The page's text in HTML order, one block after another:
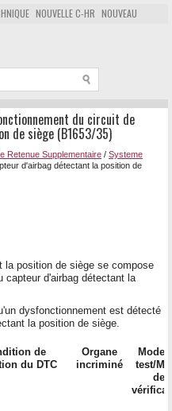
NOUVELLE C-HR NOUVEAU
du circuit de
de siège (B1653/35)
Retenue Supplementaire / Systeme
d'airbag détectant la position de
la position de siège se compose
capteur d'airbag détectant la
dysfonctionnement est détecté
la position de siège.
de
du DTC
Organe
incriminé
Mode
test/
de